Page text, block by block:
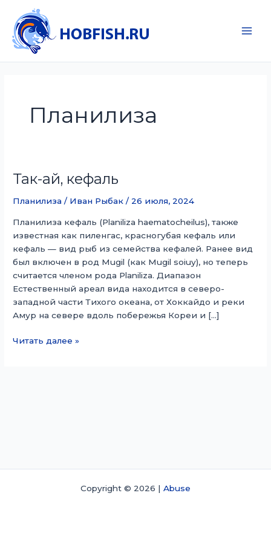
содержимому
Планилиза
Так-ай, кефаль
Планилиза / Иван Рыбак/ 26 июля, 2024
Планилиза кефаль (Planiliza haematocheilus), также
известная как пиленгас, красногубая кефаль или
кефаль — вид рыб из семейства кефалей. Ранее вид
был включен в род Mugil (как Mugil soiuy), но теперь
считается членом рода Planiliza. Диапазон
Естественный ареал вида находится в северо-
западной части Тихого океана, от Хоккайдо и реки
Амур на севере вдоль побережья Кореи и […]
Так-
Читать далее »
Copyright © 2026 | Abuse